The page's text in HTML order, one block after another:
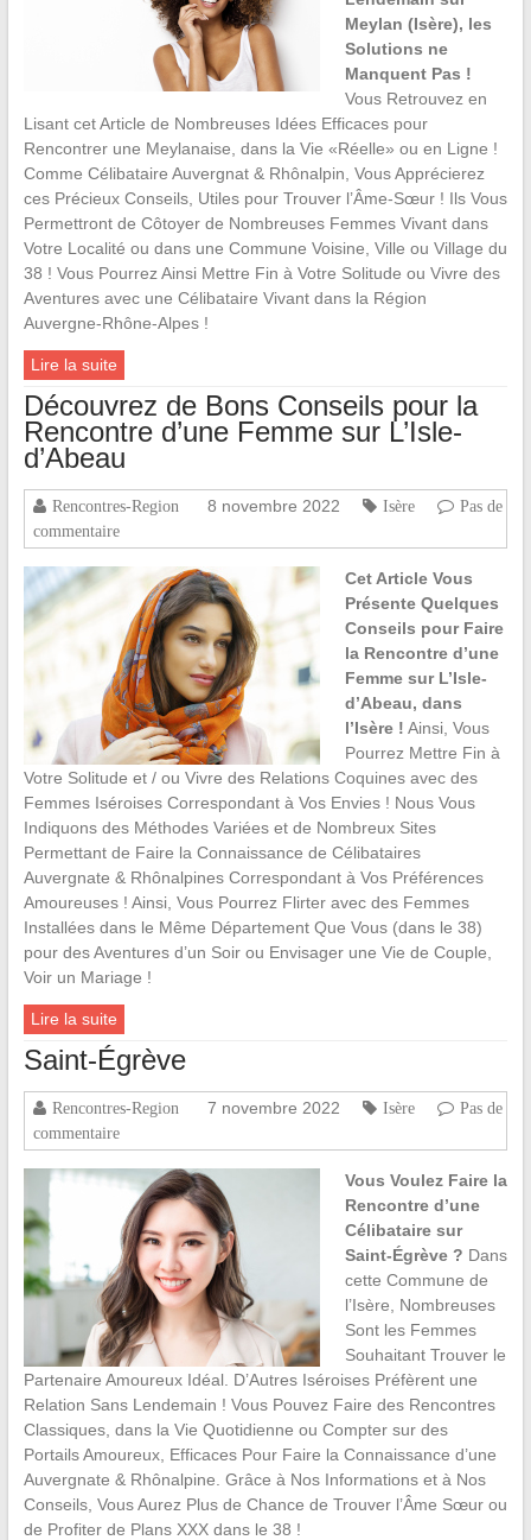
Meylan (Isère), les
Solutions ne
Manquent Pas !
Vous Retrouvez en
Lisant cet Article de Nombreuses Idées Efficaces pour
Rencontrer une Meylanaise, dans la Vie «Réelle» ou en Ligne !
Comme Célibataire Auvergnat & Rhônalpin, Vous Apprécierez
ces Précieux Conseils, Utiles pour Trouver l’Âme-Sœur ! Ils Vous
Permettront de Côtoyer de Nombreuses Femmes Vivant dans
Votre Localité ou dans une Commune Voisine, Ville ou Village du
38 ! Vous Pourrez Ainsi Mettre Fin à Votre Solitude ou Vivre des
Aventures avec une Célibataire Vivant dans la Région
Auvergne-Rhône-Alpes !
Lire la suite
Découvrez de Bons Conseils pour la
Rencontre d’une Femme sur L’Isle-
d’Abeau
Rencontres-Region 8 novembre 2022 Isère
Pas de
commentaire
Cet Article Vous
Présente Quelques
Conseils pour Faire
la Rencontre d’une
Femme sur L’Isle-
d’Abeau, dans
l’Isère ! Ainsi, Vous
Pourrez Mettre Fin à
Votre Solitude et / ou Vivre des Relations Coquines avec des
Femmes Iséroises Correspondant à Vos Envies ! Nous Vous
Indiquons des Méthodes Variées et de Nombreux Sites
Permettant de Faire la Connaissance de Célibataires
Auvergnate & Rhônalpines Correspondant à Vos Préférences
Amoureuses ! Ainsi, Vous Pourrez Flirter avec des Femmes
Installées dans le Même Département Que Vous (dans le 38)
pour des Aventures d’un Soir ou Envisager une Vie de Couple,
Voir un Mariage !
Lire la suite
Saint-Égrève
Rencontres-Region 7 novembre 2022 Isère
Pas de
commentaire
Vous Voulez Faire la
Rencontre d’une
Célibataire sur
Saint-Égrève ? Dans
cette Commune de
l’Isère, Nombreuses
Sont les Femmes
Souhaitant Trouver le
Partenaire Amoureux Idéal. D’Autres Iséroises Préfèrent une
Relation Sans Lendemain ! Vous Pouvez Faire des Rencontres
Classiques, dans la Vie Quotidienne ou Compter sur des
Portails Amoureux, Efficaces Pour Faire la Connaissance d’une
Auvergnate & Rhônalpine. Grâce à Nos Informations et à Nos
Conseils, Vous Aurez Plus de Chance de Trouver l’Âme Sœur ou
de Profiter de Plans XXX dans le 38 !